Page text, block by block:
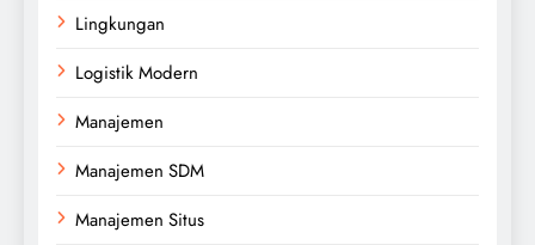
Lingkungan
Logistik Modern
Manajemen
Manajemen SDM
Manajemen Situs